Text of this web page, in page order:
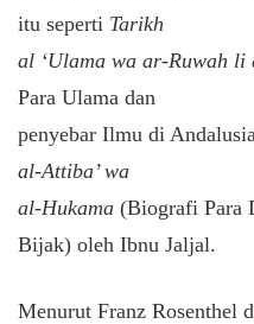
itu seperti Tarikh
al ‘Ulama wa ar-Ruwah li
Para Ulama dan
penyebar Ilmu di
al-Attiba’ wa
al-Hukama (Biografi Para
Bijak) oleh Ibnu Jaljal.
Menurut Franz Rosenthel